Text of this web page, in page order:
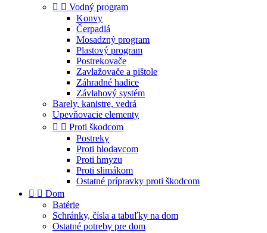
  Vodný program
Konvy
Čerpadlá
Mosadzný program
Plastový program
Postrekovače
Zavlažovače a pištole
Záhradné hadice
Závlahový systém
Barely, kanistre, vedrá
Upevňovacie elementy
  Proti škodcom
Postreky
Proti hlodavcom
Proti hmyzu
Proti slimákom
Ostatné prípravky proti škodcom
  Dom
Batérie
Schránky, čísla a tabuľky na dom
Ostatné potreby pre dom